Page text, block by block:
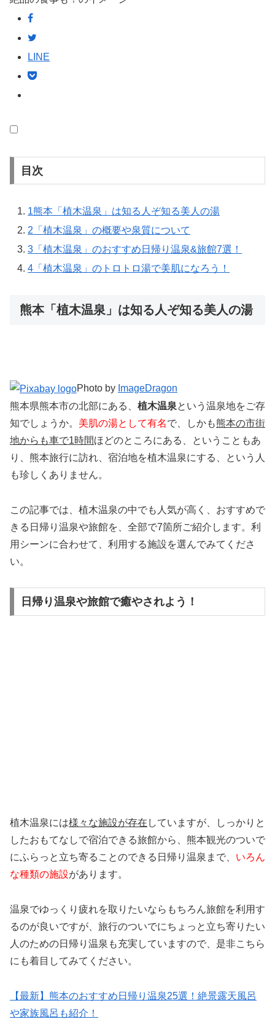
LINE
目次
1熊本「植木温泉」は知る人ぞ知る美人の湯
2 「植木温泉」の概要や泉質について
3 「植木温泉」のおすすめ日帰り温泉&旅館7選！
4 「植木温泉」のトロトロ湯で美肌になろう！
熊本「植木温泉」は知る人ぞ知る美人の湯
Photo by ImageDragon
熊本県熊本市の北部にある、 植木温泉という温泉地をご存
知でしょうか。 美肌の湯として有名で、しかも熊本の市街
地からも車で1時間ほどのところにある、ということもあ
り、熊本旅行に訪れ、宿泊地を植木温泉にする、という人
も珍しくありません。
この記事では、植木温泉の中でも人気が高く、おすすめで
きる日帰り温泉や旅館を、全部で7箇所ご紹介します。利
用シーンに合わせて、利用する施設を選んでみてくださ
い。
日帰り温泉や旅館で癒やされよう！
植木温泉には様々な施設が存在 していますが、しっかりと
したおもてなしで宿泊できる旅館から、熊本観光のついで
にふらっと立ち寄ることのできる日帰り温泉まで、 いろん
な種類の施設があります。
温泉でゆっくり疲れを取りたいならもちろん旅館を利用す
るのが良いですが、旅行のついでにちょっと立ち寄りたい
人のための日帰り温泉も充実していますので、是非こちら
にも着目してみてください。
【最新】熊本のおすすめ日帰り温泉25選！絶景露天風呂
や家族風呂も紹介！